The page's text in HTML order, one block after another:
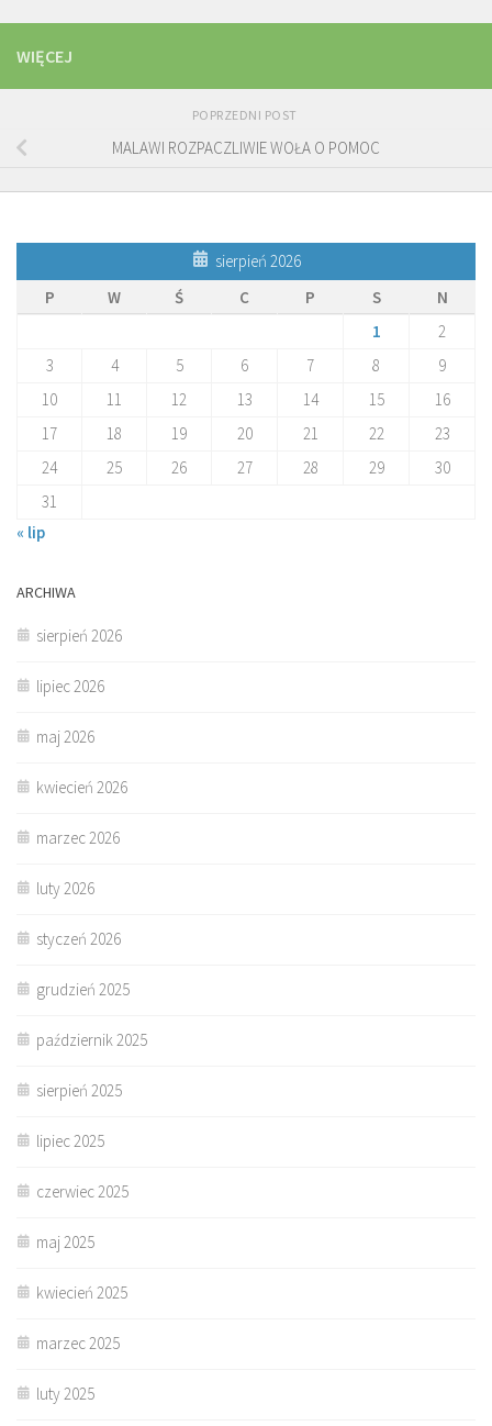
WIĘCEJ
POPRZEDNI POST
MALAWI ROZPACZLIWIE WOŁA O POMOC
sierpień 2026
P
W Ś C P S
N
1
2
3
4 5 6 7 8
9
10
11 12 13 14 15
16
17
18 19 20 21 22
23
24
25 26 27 28 29
30
31
« lip
ARCHIWA
sierpień 2026
lipiec 2026
maj 2026
kwiecień 2026
marzec 2026
luty 2026
styczeń 2026
grudzień 2025
październik 2025
sierpień 2025
lipiec 2025
czerwiec 2025
maj 2025
kwiecień 2025
marzec 2025
luty 2025